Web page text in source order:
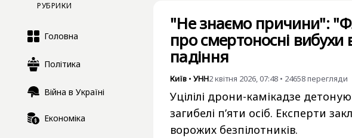
РУБРИКИ
Головна
Політика
Війна в Україні
Економіка
"Не знаємо причини":
про смертоносні вибухи
падіння
Київ • УНН2 квітня 2026, 07:48 • 24658перегляди
Уцілілі дрони-камікадзе
загибелі пʼяти осіб. Експерти
ворожих безпілотників.